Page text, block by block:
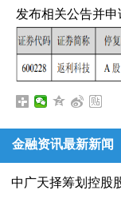
发布相关公告并申
金融资讯最新新闻
中广天择筹划控股